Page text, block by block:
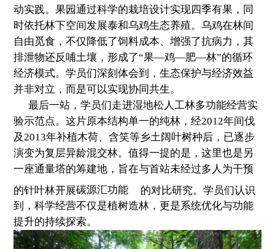
动实践。果园通过科学的栽培设计实现四季有果，同
时依托林下空间发展泰和乌鸡生态养殖。乌鸡在林间
自由觅食，不仅降低了饲料成本、增强了抗病力，其
排泄物还反哺土壤，形成了“果—鸡—肥—林”的循环
经济模式。学员们深刻体会到，生态保护与经济效益
并非对立，而是可以实现协同共生。
最后一站，学员们走进湿地松人工林多功能经营实
验示范点。这片原本结构单一的纯林，经2012年间伐
及2013年补植木荷、含笑等乡土阔叶树种后，已逐步
演变为复层异龄混交林。值得一提的是，这里也是另
一座通量塔的筹建地，旨在与首站未经过多人为干预
的针叶林开展碳源汇功能
的对比研究。学员们认识
到，科学经营不仅是植树造林，更是系统优化与功能
提升的持续探索。